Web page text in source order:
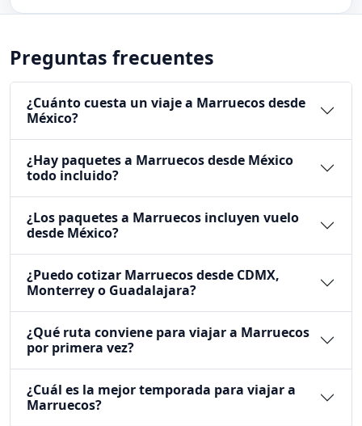
Preguntas frecuentes
¿Cuánto cuesta un viaje a Marruecos desde
México?
¿Hay paquetes a Marruecos desde México
todo incluido?
¿Los paquetes a Marruecos incluyen vuelo
desde México?
¿Puedo cotizar Marruecos desde CDMX,
Monterrey o Guadalajara?
¿Qué ruta conviene para viajar a Marruecos
por primera vez?
¿Cuál es la mejor temporada para viajar a
Marruecos?